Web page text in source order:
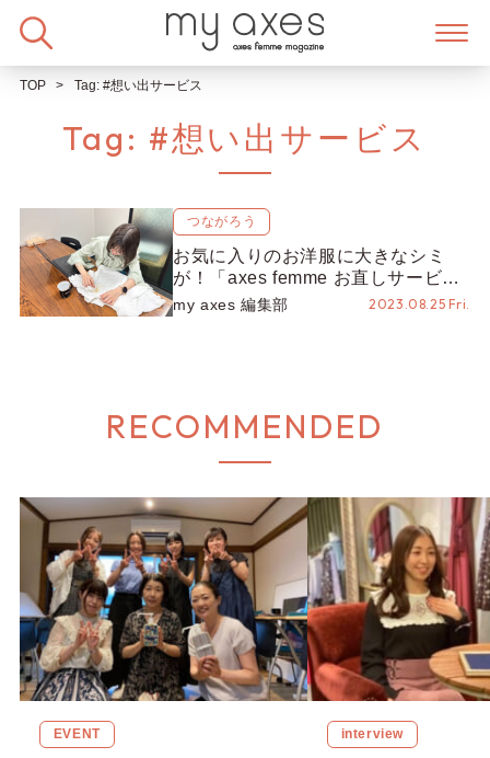
TOP Tag: #想い出サービス
Tag: #想い出サービス
つながろう
お気に入りのお洋服に大きなシミ
が！「axes femme お直しサービ
ス」を使ってみた！
my axes 編集部 2023.08.25 Fri.
RECOMMENDED
EVENT interview